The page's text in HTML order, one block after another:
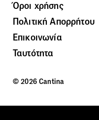
Όροι χρήσης
Πολιτική Απορρήτου
Επικοινωνία
Ταυτότητα
© 2026 Cantina